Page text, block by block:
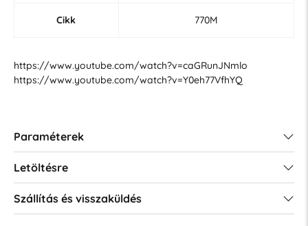
Cikk 770M
https://www.youtube.com/watch?v=caGRunJNmlo
https://www.youtube.com/watch?v=Y0eh77VfhYQ
Paraméterek
Letöltésre
Szállítás és visszaküldés